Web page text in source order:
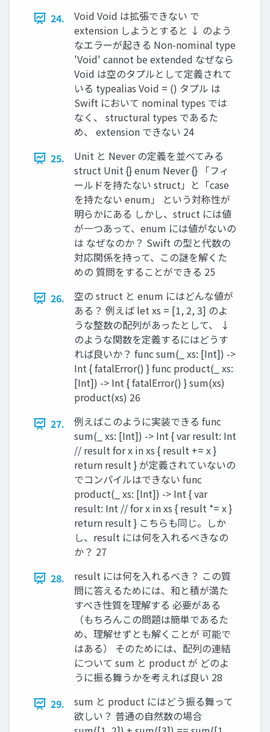
24.
Void Void は拡張できない で
extension しようとすると ↓ のよう
なエラーが起きる Non-nominal type
'Void' cannot be extended なぜなら
Void は空のタプルとして定義されて
いる typealias Void = () タプル は
Swift において nominal types では
なく、 structural types であるた
め、 extension できない 24
25.
Unit と Never の定義を並べてみる
struct Unit {} enum Never {} 「フィ
ールドを持たない struct」と「case
を持たない enum」 という対称性が
明らかにある しかし、struct には値
が⼀つあって、enum には値がないの
は なぜなのか？ Swift の型と代数の
対応関係を持って、この謎を解くた
めの 質問をすることができる 25
26.
空の struct と enum にはどんな値が
ある？ 例えば let xs = [1, 2, 3] のよ
うな整数の配列があったとして、 ↓
のような関数を定義するにはどうす
れば良いか？ func sum(_ xs: [Int]) ->
Int { fatalError() } func product(_ xs:
[Int]) -> Int { fatalError() } sum(xs)
product(xs) 26
27.
例えばこのように実装できる func
sum(_ xs: [Int]) -> Int { var result: Int
// result for x in xs { result += x }
return result } が定義されていないの
でコンパイルはできない func
product(_ xs: [Int]) -> Int { var
result: Int // for x in xs { result *= x }
return result } こちらも同じ。しか
し、result には何を⼊れるべきなの
か？ 27
28.
result には何を⼊れるべき？ この質
問に答えるためには、和と積が満た
すべき性質を理解する 必要がある
（もちろんこの問題は簡単であるた
め、理解せずとも解くことが 可能で
はある） そのためには、配列の連結
について sum と product が どのよ
うに振る舞うかを考えれば良い 28
29.
sum と product にはどう振る舞って
欲しい？ 普通の⾃然数の場合